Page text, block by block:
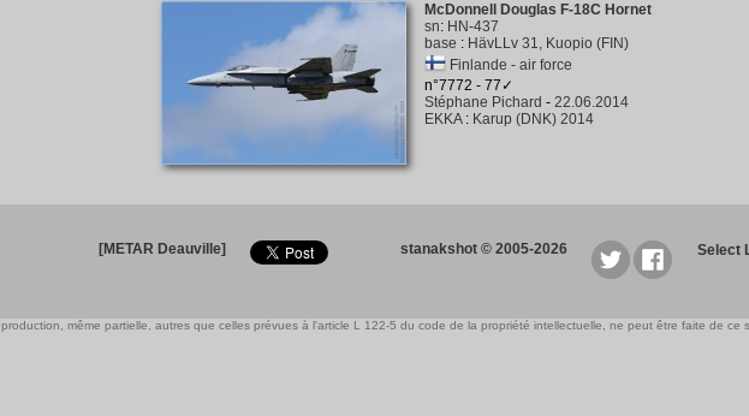
McDonnell Douglas F-18C Hornet
sn: HN-437
base : HävLLv 31, Kuopio (FIN)
Finlande - air force
n°7772 - 77✓
Stéphane Pichard - 22.06.2014
EKKA: Karup (DNK) 2014
[METAR Deauville] stanakshot © 2005-2026 Select
même partielle, autres que celles prévues à l'article L 122-5 du code de la propriété intellectuelle, ne peut être faite de ce